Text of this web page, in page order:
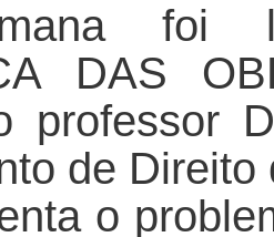
foi
DAS
professor
de
o